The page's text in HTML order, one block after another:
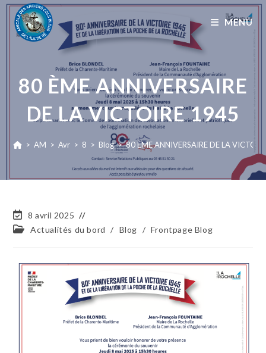
MENU
80 ÈME ANNIVERSAIRE
DE LA VICTOIRE 1945
> AM > Avr > 8 > Blog > 80 ÈME ANNIVERSAIRE DE LA
8 avril 2025
Actualités du bord
/ Blog / Frontpage Blog